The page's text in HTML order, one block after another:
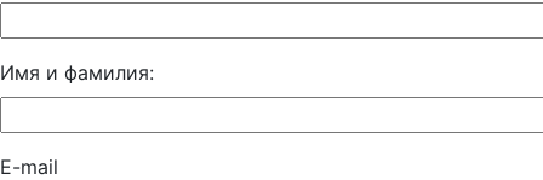
Имя и фамилия:
E-mail